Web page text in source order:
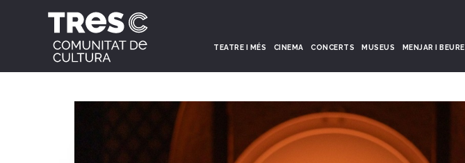
TEATRE I MÉS CINEMA CONCERTS MUSEUS MENJAR I BEURE